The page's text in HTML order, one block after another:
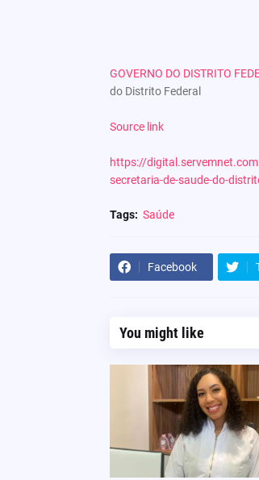
GOVERNO DO DISTRITO
do Distrito Federal
Source link
https://
secretaria-de-saude-do-
Tags: Saúde
Facebook
You might like